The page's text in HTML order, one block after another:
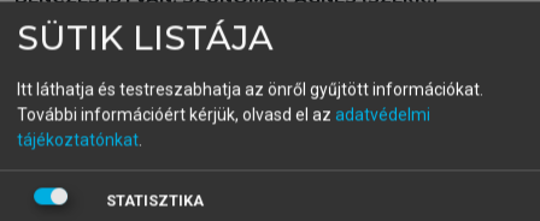
Változó világ
születésnapja alkalmából
menu_book
SÜTIK LISTÁJA
Itt láthatja és testreszabhatja az önről gyűjtött információkat.
További információért kérjük, olvasd el az adatvédelmi
tájékoztatónkat
STATISZTIKA